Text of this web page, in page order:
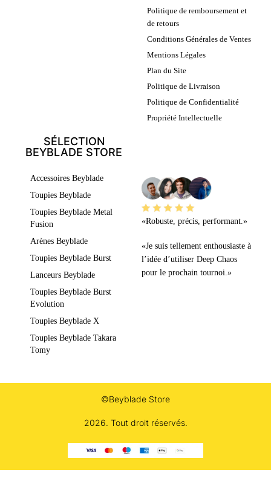
Politique de remboursement et
de retours
Conditions Générales de Ventes
Mentions Légales
Plan du Site
Politique de Livraison
Politique de Confidentialité
Propriété Intellectuelle
SÉLECTION
BEYBLADE STORE
Accessoires Beyblade
Toupies Beyblade
Toupies Beyblade Metal
Fusion
Arènes Beyblade
Toupies Beyblade Burst
Lanceurs Beyblade
Toupies Beyblade Burst
Evolution
Toupies Beyblade X
Toupies Beyblade Takara
Tomy
«Robuste, précis, performant.»
«Je suis tellement enthousiaste à
l’idée d’utiliser Deep Chaos
pour le prochain tournoi.»
©Beyblade Store
2026. Tout droit réservés.